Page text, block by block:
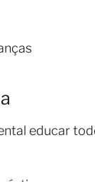
educar